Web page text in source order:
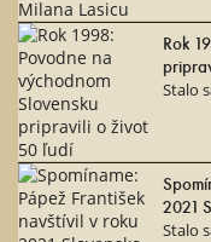
Rok
Stalo
2021
Stalo